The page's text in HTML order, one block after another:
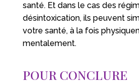
santé. Et dans le cas des
désintoxication, ils peuvent
votre santé, à la fois
mentalement.
POUR CONCLURE